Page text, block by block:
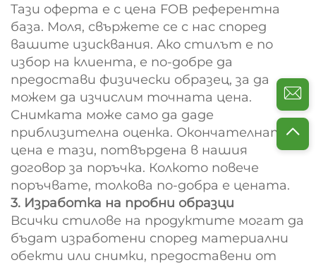
Тази оферта е с цена FOB референтна
база. Моля, свържете се с нас според
вашите изисквания. Ако стилът е по
избор на клиента, е по-добре да
предостави физически образец, за да
можем да изчислим точната цена.
Снимката може само да даде
приблизителна оценка. Окончателната
цена е тази, потвърдена в нашия
договор за поръчка. Колкото повече
поръчвате, толкова по-добра е цената.
3. Изработка на пробни образци
Всички стилове на продуктите могат да
бъдат изработени според материални
обекти или снимки, предоставени от